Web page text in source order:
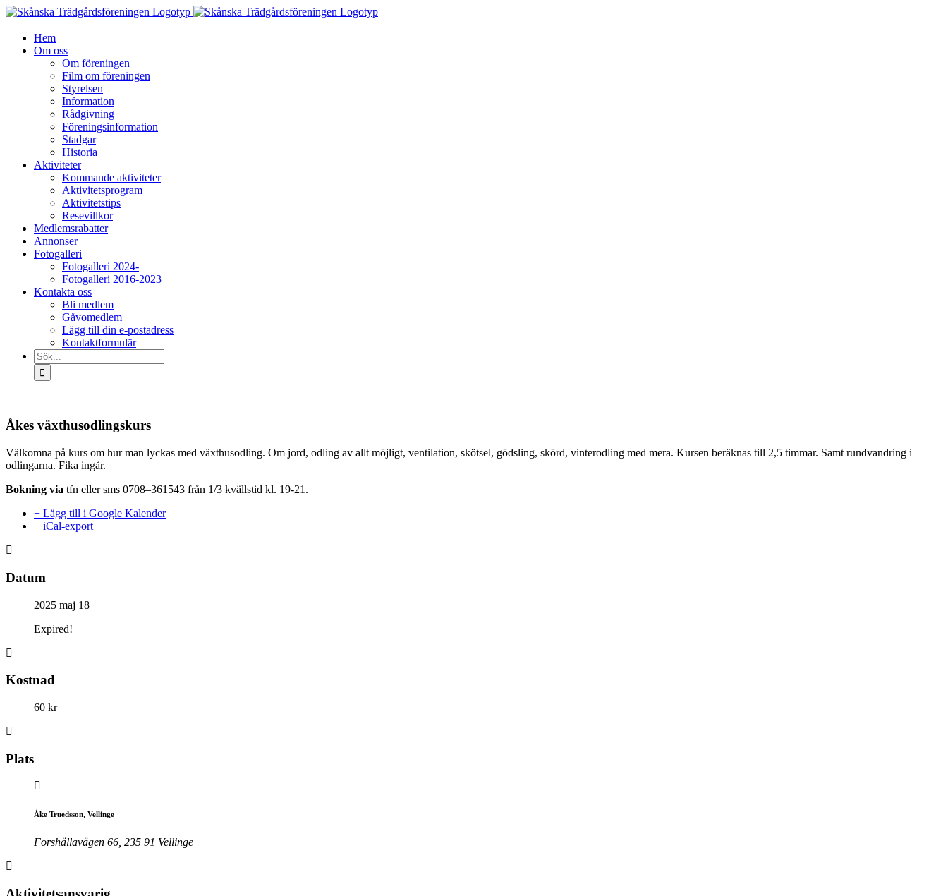
Fortsätt
innehållet
Hem
Om oss
Om föreningen
Film om föreningen
Styrelsen
Information
Rådgivning
Föreningsinformation
Stadgar
Historia
Aktiviteter
Kommande aktiviteter
Aktivitetsprogram
Aktivitetstips
Resevillkor
Medlemsrabatter
Annonser
Fotogalleri
Fotogalleri 2024-
Fotogalleri 2016-2023
Kontakta oss
Bli medlem
Gåvomedlem
Lägg till din e-postadress
Kontaktformulär
Sök
efter:
Åkes växthusodlingskurs
Välkomna på kurs om hur man lyckas med växthusodling. Om jord, odling av allt möjligt, ventilation, skötsel, gödsling, skörd, vinterodling med mera. Kursen beräknas till 2,5 timmar. Samt rundvandring i
odlingarna. Fika ingår.
Bokning via tfn eller sms 0708–361543 från 1/3 kvällstid kl. 19-21.
+ Lägg till i Google Kalender
+ iCal-export
Datum
2025 maj 18
Expired!
Kostnad
60 kr
Plats
Åke Truedsson, Vellinge
Forshällavägen 66, 235 91 Vellinge